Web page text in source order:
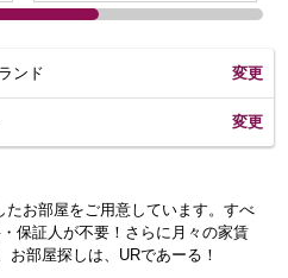
ンド 変更
変更
たお部屋をご用意しています。すべ
保証人が不要！さらに月々の家賃
部屋探しは、URであーる！